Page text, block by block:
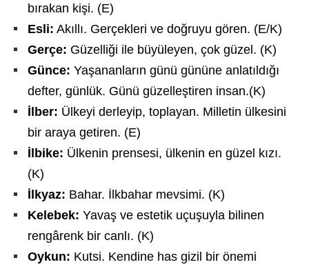
bırakan kişi. (E)
Esli: Akıllı. Gerçekleri ve doğruyu gören. (E/K)
Gerçe: Güzelliği ile büyüleyen, çok güzel. (K)
Günce: Yaşananların günü gününe anlatıldığı
defter, günlük. Günü güzelleştiren insan.(K)
İlber: Ülkeyi derleyip, toplayan. Milletin ülkesini
bir araya getiren. (E)
İlbike: Ülkenin prensesi, ülkenin en güzel kızı.
(K)
İlkyaz: Bahar. İlkbahar mevsimi. (K)
Kelebek: Yavaş ve estetik uçuşuyla bilinen
rengârenk bir canlı. (K)
Oykun: Kutsi. Kendine has gizil bir önemi